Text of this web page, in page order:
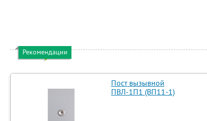
Рекомендации
Пост вызывной
ПВЛ-1П1 (ВП11-1)